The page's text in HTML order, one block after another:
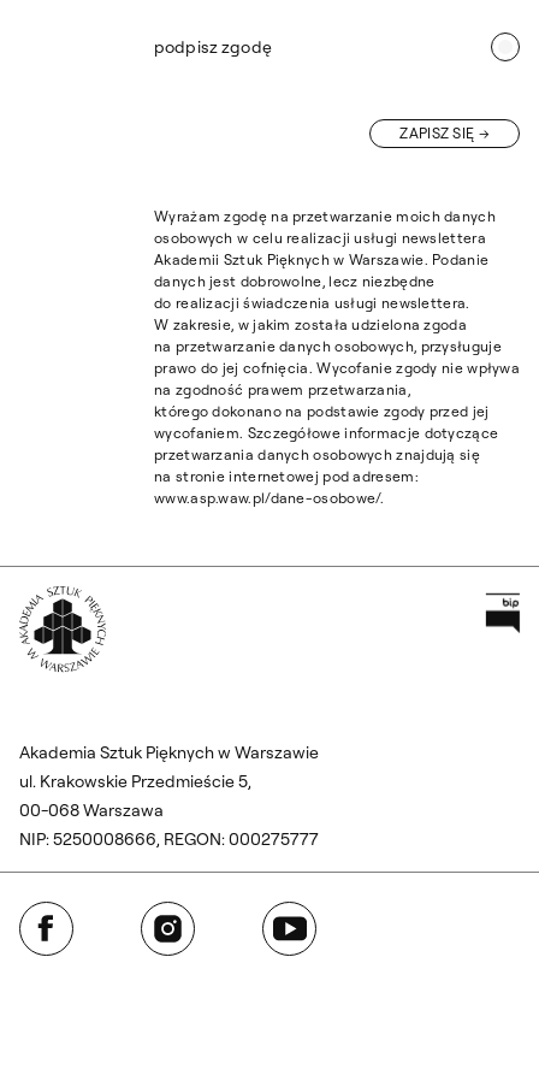
podpisz zgodę
ZAPISZ SIĘ
Wyrażam zgodę na przetwarzanie moich danych
osobowych w celu realizacji usługi newslettera
Akademii Sztuk Pięknych w Warszawie. Podanie
danych jest dobrowolne, lecz niezbędne
do realizacji świadczenia usługi newslettera.
W zakresie, w jakim została udzielona zgoda
na przetwarzanie danych osobowych, przysługuje
prawo do jej cofnięcia. Wycofanie zgody nie wpływa
na zgodność prawem przetwarzania,
którego dokonano na podstawie zgody przed jej
wycofaniem. Szczegółowe informacje dotyczące
przetwarzania danych osobowych znajdują się
na stronie internetowej pod adresem:
www.asp.waw.pl/dane-osobowe/.
Akademia Sztuk Pięknych w Warszawie
ul. Krakowskie Przedmieście 5,
00-068 Warszawa
NIP: 5250008666, REGON: 000275777
Facebook Instagram YouTube